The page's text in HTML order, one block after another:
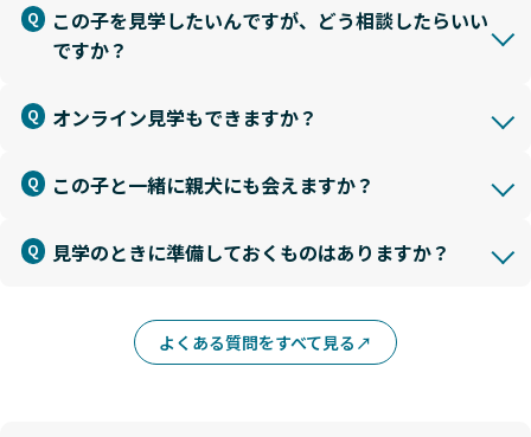
この子を見学したいんですが、どう相談したらいい
ですか？
オンライン見学もできますか？
この子と一緒に親犬にも会えますか？
見学のときに準備しておくものはありますか？
よくある質問をすべて見る